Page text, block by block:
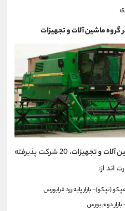
ماشین آلات و تجهیزات
آلات و تجهیزات
، 20 شرکت پذیرفته
اند از:
(تپكو)- بازار پايه زرد فرابورس
دوم بورس